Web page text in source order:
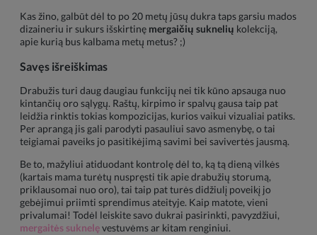
Kas žino, galbūt dėl to po 20 metų jūsų dukra taps garsiu mados
dizaineriu ir sukurs išskirtinę mergaičių suknelių kolekciją,
apie kurią bus kalbama metų metus? ;)
Savęs išreiškimas
Drabužis turi daug daugiau funkcijų nei tik kūno apsauga nuo
kintančių oro sąlygų. Raštų, kirpimo ir spalvų gausa taip pat
leidžia rinktis tokias kompozicijas, kurios vaikui vizualiai patiks.
Per aprangą jis gali parodyti pasauliui savo asmenybę, o tai
teigiamai paveiks jo pasitikėjimą savimi bei savivertės jausmą.
Be to, mažyliui atiduodant kontrolę dėl to, ką tą dieną vilkės
(kartais mama turėtų nuspręsti tik apie drabužių storumą,
priklausomai nuo oro), tai taip pat turės didžiulį poveikį jo
gebėjimui priimti sprendimus ateityje. Kaip matote, vieni
privalumai! Todėl leiskite savo dukrai pasirinkti, pavyzdžiui,
mergaitės suknelęvestuvėms ar kitam renginiui.